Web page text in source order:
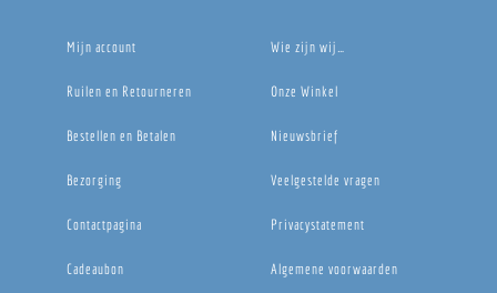
Mijn account
Ruilen en Retourneren
Bestellen en Betalen
Bezorging
Contactpagina
Cadeaubon
Wie zijn wij…
Onze Winkel
Nieuwsbrief
Veelgestelde vragen
Privacystatement
Algemene voorwaarden